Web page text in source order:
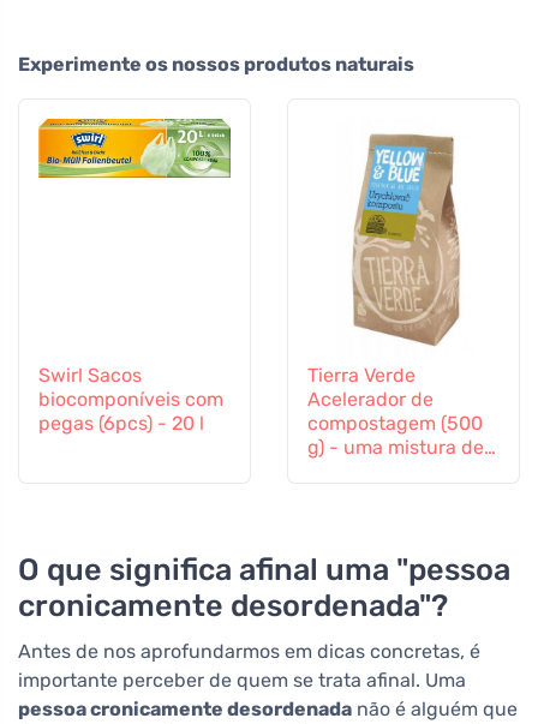
Experimente os nossos produtos naturais
Swirl Sacos
biocomponíveis com
pegas (6pcs) - 20 l
Tierra Verde
Acelerador de
compostagem (500
g) - uma mistura de
O que significa afinal uma "pessoa
cronicamente desordenada"?
Antes de nos aprofundarmos em dicas concretas, é
importante perceber de quem se trata afinal. Uma
pessoa cronicamente desordenada não é alguém que